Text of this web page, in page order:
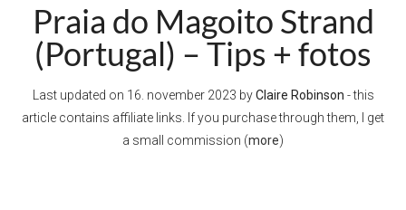
Praia do Magoito Strand
(Portugal) – Tips + fotos
Last updated on 16. november 2023 byClaire Robinson - this
article contains affiliate links. If you purchase through them, I get
a small commission (more)